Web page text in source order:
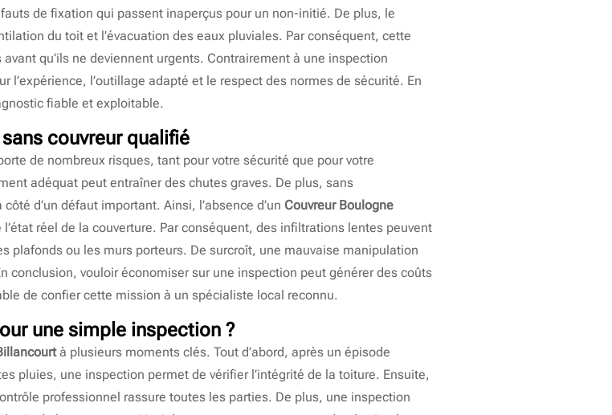
de fixation qui passent inaperçus pour un non-initié. De plus, le
du toit et l’évacuation des eaux pluviales. Par conséquent, cette
qu’ils ne deviennent urgents. Contrairement à une inspection
l’expérience, l’outillage adapté et le respect des normes de sécurité. En
fiable et exploitable.
couvreur qualifié
de nombreux risques, tant pour votre sécurité que pour votre
adéquat peut entraîner des chutes graves. De plus, sans
d’un défaut important. Ainsi, l’absence d’un Couvreur Boulogne
réel de la couverture. Par conséquent, des infiltrations lentes peuvent
plafonds ou les murs porteurs. De surcroît, une mauvaise manipulation
conclusion, vouloir économiser sur une inspection peut générer des coûts
de confier cette mission à un spécialiste local reconnu.
une simple inspection ?
à plusieurs moments clés. Tout d’abord, après un épisode
pluies, une inspection permet de vérifier l’intégrité de la toiture. Ensuite,
professionnel rassure toutes les parties. De plus, une inspection